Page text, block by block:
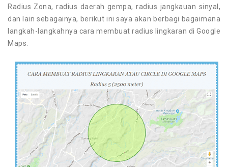
Radius Zona, radius daerah gempa, radius jangkauan sinyal,
dan lain sebagainya, berikut ini saya akan berbagi bagaimana
langkah-langkahnya cara membuat radius lingkaran di Google
Maps.